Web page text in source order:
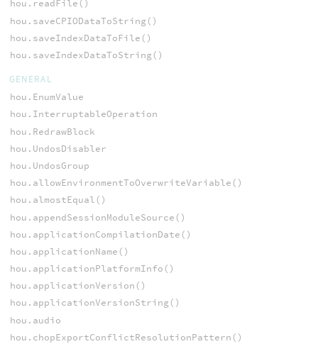
hou.readFile()
hou.saveCPIODataToString()
hou.saveIndexDataToFile()
hou.saveIndexDataToString()
GENERAL
hou.EnumValue
hou.InterruptableOperation
hou.RedrawBlock
hou.UndosDisabler
hou.UndosGroup
hou.allowEnvironmentToOverwriteVariable()
hou.almostEqual()
hou.appendSessionModuleSource()
hou.applicationCompilationDate()
hou.applicationName()
hou.applicationPlatformInfo()
hou.applicationVersion()
hou.applicationVersionString()
hou.audio
hou.chopExportConflictResolutionPattern()